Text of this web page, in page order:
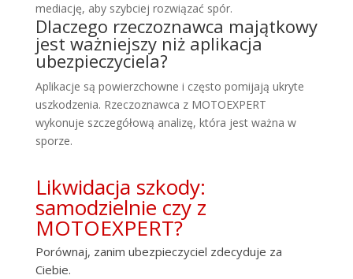
mediację, aby szybciej rozwiązać spór.
Dlaczego rzeczoznawca majątkowy
jest ważniejszy niż aplikacja
ubezpieczyciela?
Aplikacje są powierzchowne i często pomijają ukryte
uszkodzenia. Rzeczoznawca z MOTOEXPERT
wykonuje szczegółową analizę, która jest ważna w
sporze.
Likwidacja szkody:
samodzielnie czy z
MOTOEXPERT?
Porównaj, zanim ubezpieczyciel zdecyduje za
Ciebie.